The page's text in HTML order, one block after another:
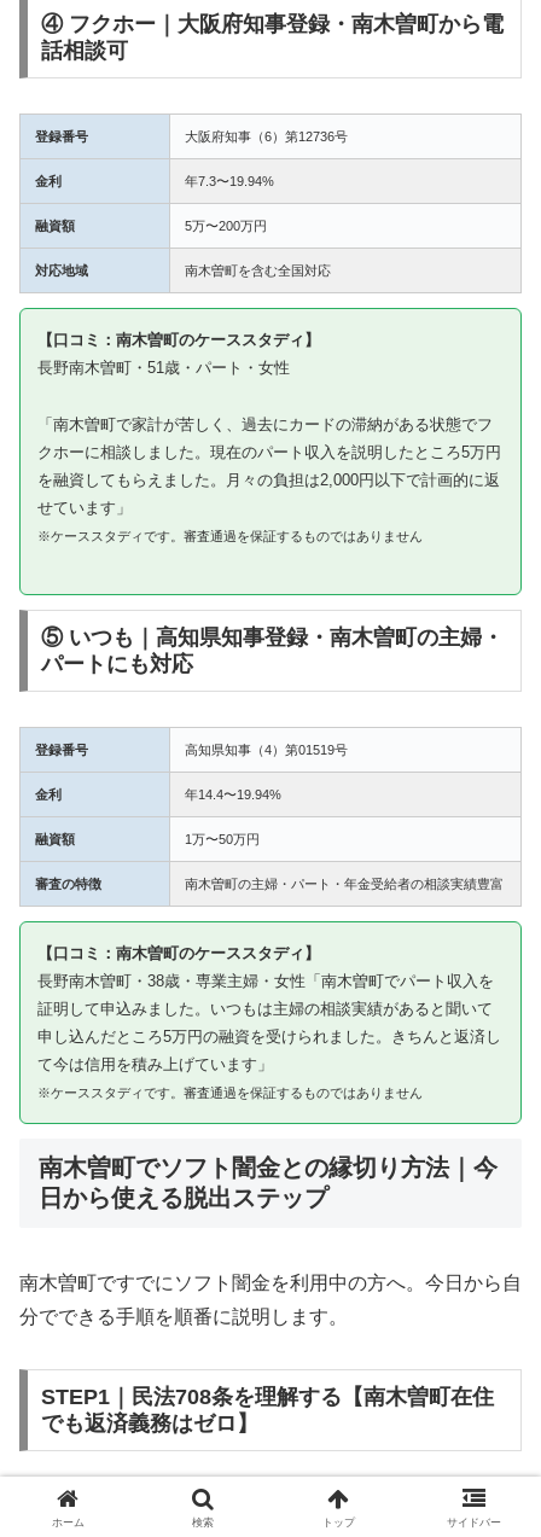
④ フクホー｜大阪府知事登録・南木曽町から電
話相談可
登録番号 大阪府知事（6）第12736号
金利 年7.3〜19.94%
融資額 5万〜200万円
対応地域 南木曽町を含む全国対応
【口コミ：南木曽町のケーススタディ】
長野南木曽町・51歳・パート・女性
「南木曽町で家計が苦しく、過去にカードの滞納がある状態でフ
クホーに相談しました。現在のパート収入を説明したところ5万円
を融資してもらえました。月々の負担は2,000円以下で計画的に返
せています」
※ケーススタディです。審査通過を保証するものではありません
⑤ いつも｜高知県知事登録・南木曽町の主婦・
パートにも対応
登録番号 高知県知事（4）第01519号
金利 年14.4〜19.94%
融資額 1万〜50万円
審査の特徴 南木曽町の主婦・パート・年金受給者の相談実績豊富
【口コミ：南木曽町のケーススタディ】
長野南木曽町・38歳・専業主婦・女性「南木曽町でパート収入を
証明して申込みました。いつもは主婦の相談実績があると聞いて
申し込んだところ5万円の融資を受けられました。きちんと返済し
て今は信用を積み上げています」
※ケーススタディです。審査通過を保証するものではありません
南木曽町でソフト闇金との縁切り方法｜今
日から使える脱出ステップ
南木曽町ですでにソフト闇金を利用中の方へ。今日から自
分でできる手順を順番に説明します。
STEP1｜民法708条を理解する【南木曽町在住
でも返済義務はゼロ】
ソフト闇金を含む闇金との金銭消費貸借契約は、公序良俗
ホーム 検索 トップ サイドバー